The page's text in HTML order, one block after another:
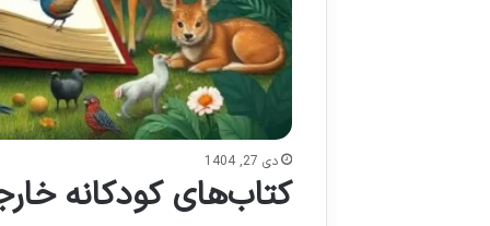
دی 27, 1404
کتاب‌های کودکانه